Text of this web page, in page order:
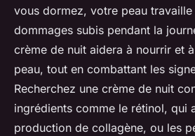
vous dormez, votre peau
dommages subis pendant la
crème de nuit aidera à nourrir et
peau, tout en combattant les
Recherchez une crème de nuit
ingrédients comme le rétinol, qui
production de collagène, ou les